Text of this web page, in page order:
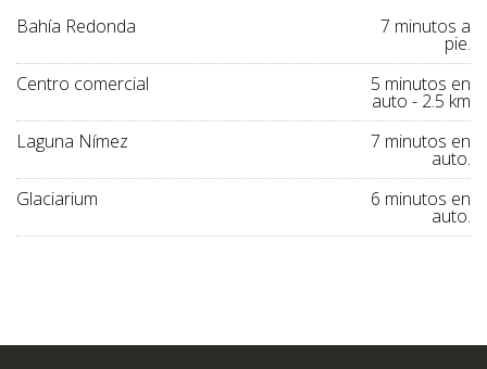
Bahía Redonda 7 minutos a
pie.
Centro comercial
5 minutos en
auto - 2.5 km
Laguna Nímez
7 minutos en
auto.
Glaciarium
6 minutos en
auto.